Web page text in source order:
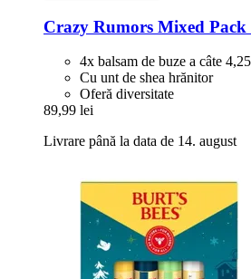
Crazy Rumors Mixed
4x balsam de buze a câte
Cu unt de shea hrănitor
Oferă diversitate
89,99 lei
Livrare până la data de 14. august